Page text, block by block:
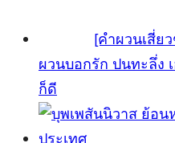
[คำผวนเสี่ย
ผวนบอกรัก ปนทะลึ่ง
ก็ดี